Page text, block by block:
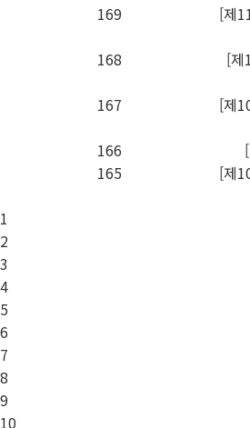
169
[제
168
[제
167
[제
166
165
[제
1
2
3
4
5
6
7
8
9
10